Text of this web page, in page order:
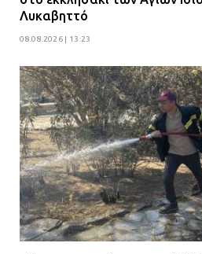
αστυνομικούς
08.07.2026 | 22:30
Ομαδικός
Α.Τ. Ομονοίας:
πρότεινε την
αστυνομικών
08.07.2026 | 16:24
Λυκαβηττό
08.08.2026 | 13:23